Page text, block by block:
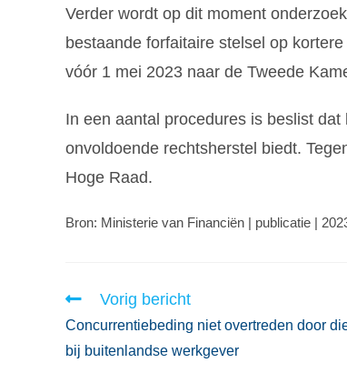
Verder wordt op dit moment
bestaande forfaitaire stelsel op
vóór 1 mei 2023 naar de Tweede
In een aantal procedures is beslist
onvoldoende rechtsherstel biedt.
Hoge Raad.
Bron: Ministerie van Financiën | publicatie |
Vorig bericht
Concurrentiebeding niet overtreden door
bij buitenlandse werkgever